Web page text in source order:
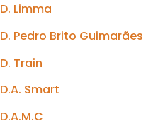
D. Limma
D. Pedro Brito Guimarães
D. Train
D.A. Smart
D.A.M.C